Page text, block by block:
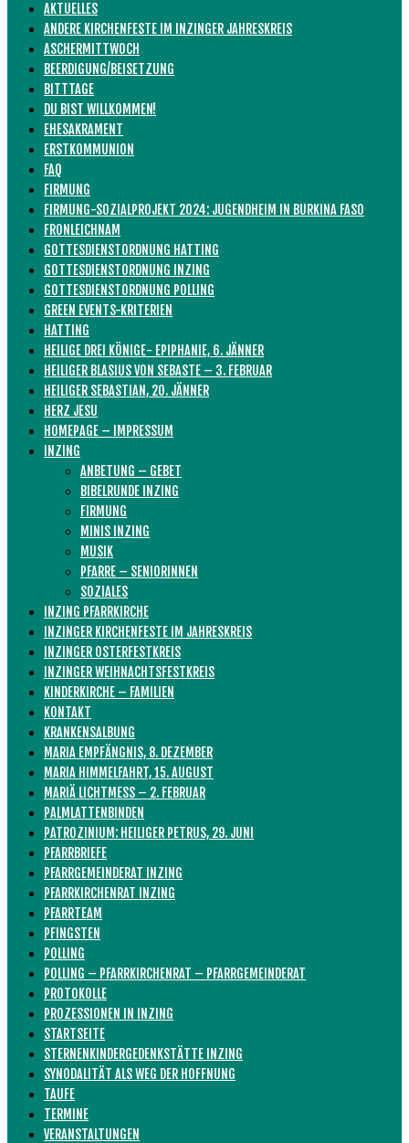
AKTUELLES
ANDERE KIRCHENFESTE IM INZINGER JAHRESKREIS
ASCHERMITTWOCH
BEERDIGUNG/BEISETZUNG
BITTTAGE
DU BIST WILLKOMMEN!
EHESAKRAMENT
ERSTKOMMUNION
FAQ
FIRMUNG
FIRMUNG-SOZIALPROJEKT 2024: JUGENDHEIM IN BURKINA FASO
FRONLEICHNAM
GOTTESDIENSTORDNUNG HATTING
GOTTESDIENSTORDNUNG INZING
GOTTESDIENSTORDNUNG POLLING
GREEN EVENTS-KRITERIEN
HATTING
HEILIGE DREI KÖNIGE- EPIPHANIE, 6. JÄNNER
HEILIGER BLASIUS VON SEBASTE – 3. FEBRUAR
HEILIGER SEBASTIAN, 20. JÄNNER
HERZ JESU
HOMEPAGE – IMPRESSUM
INZING
ANBETUNG – GEBET
BIBELRUNDE INZING
FIRMUNG
MINIS INZING
MUSIK
PFARRE – SENIORINNEN
SOZIALES
INZING PFARRKIRCHE
INZINGER KIRCHENFESTE IM JAHRESKREIS
INZINGER OSTERFESTKREIS
INZINGER WEIHNACHTSFESTKREIS
KINDERKIRCHE – FAMILIEN
KONTAKT
KRANKENSALBUNG
MARIA EMPFÄNGNIS, 8. DEZEMBER
MARIA HIMMELFAHRT, 15. AUGUST
MARIÄ LICHTMESS – 2. FEBRUAR
PALMLATTENBINDEN
PATROZINIUM: HEILIGER PETRUS, 29. JUNI
PFARRBRIEFE
PFARRGEMEINDERAT INZING
PFARRKIRCHENRAT INZING
PFARRTEAM
PFINGSTEN
POLLING
POLLING – PFARRKIRCHENRAT – PFARRGEMEINDERAT
PROTOKOLLE
PROZESSIONEN IN INZING
STARTSEITE
STERNENKINDERGEDENKSTÄTTE INZING
SYNODALITÄT ALS WEG DER HOFFNUNG
TAUFE
TERMINE
VERANSTALTUNGEN